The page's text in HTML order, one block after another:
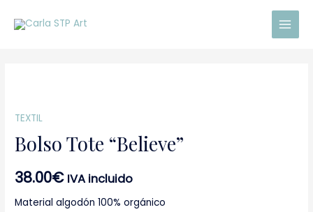
Main
TEXTIL
Bolso Tote “Believe”
38.00€ IVA incluido
Material algodón 100% orgánico
"Believe"
cantidad